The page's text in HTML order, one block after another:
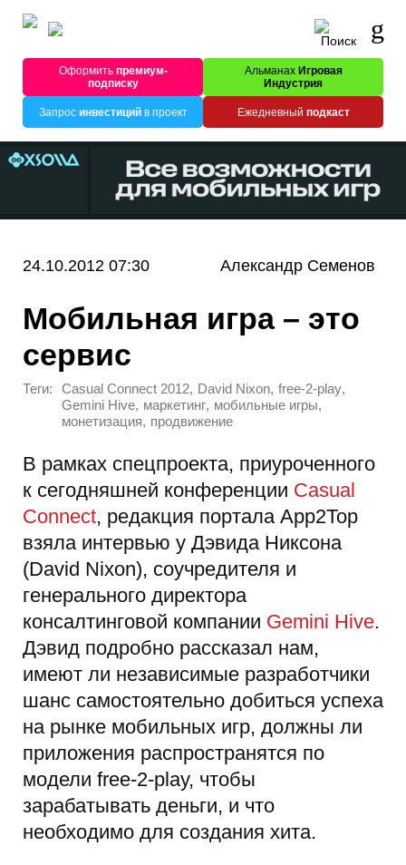
Оформитьпремиум-
подписку
Альманах Игровая
Индустрия
Запрос инвестицийв проект Ежедневный подкаст
24.10.2012 07:30 Александр Семенов
Мобильная игра – это
сервис
Теги: Casual Connect 2012, David Nixon, free-2-play,
Gemini Hive, маркетинг, мобильные игры,
монетизация, продвижение
В рамках спецпроекта, приуроченного
к сегодняшней конференции Casual
Connect, редакция портала App2Top
взяла интервью у Дэвида Никсона
(David Nixon), соучредителя и
генерального директора
консалтинговой компании Gemini Hive.
Дэвид подробно рассказал нам,
имеют ли независимые разработчики
шанс самостоятельно добиться успеха
на рынке мобильных игр, должны ли
приложения распространятся по
модели free-2-play, чтобы
зарабатывать деньги, и что
необходимо для создания хита.